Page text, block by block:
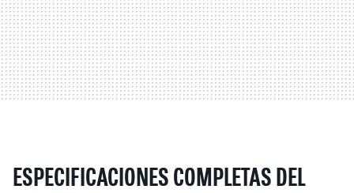
ESPECIFICACIONES COMPLETAS DEL